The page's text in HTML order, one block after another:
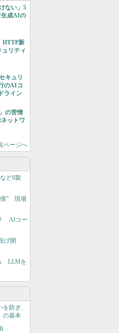
ない」5
成AIの
HTTP新
リティ
キュリ
のAIコ
ライン
の苦情
ットワ
ページへ
ど6製
債” 現場
AIコー
げ開
LLMを
防ぎ、
の基本